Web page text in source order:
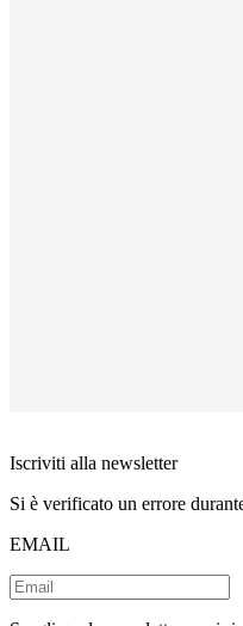
Iscriviti alla newsletter
Si è verificato un errore
EMAIL